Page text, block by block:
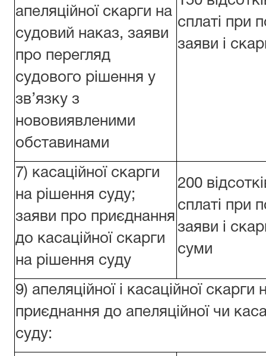
апеляційної скарги на
судовий наказ, заяви
про перегляд
судового рішення у
зв’язку з
нововиявленими
обставинами
сплаті при
заяви і
7) касаційної скарги
на рішення суду;
заяви про приєднання
до касаційної скарги
на рішення суду
200
сплаті при
заяви і
суми
9) апеляційної і касаційної
приєднання до апеляційної чи
суду: